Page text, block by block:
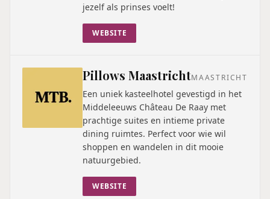
jezelf als prinses voelt!
WEBSITE
Pillows MaastrichtMAASTRICHT
Een uniek kasteelhotel gevestigd in het
Middeleeuws Château De Raay met
prachtige suites en intieme private
dining ruimtes. Perfect voor wie wil
shoppen en wandelen in dit mooie
natuurgebied.
WEBSITE